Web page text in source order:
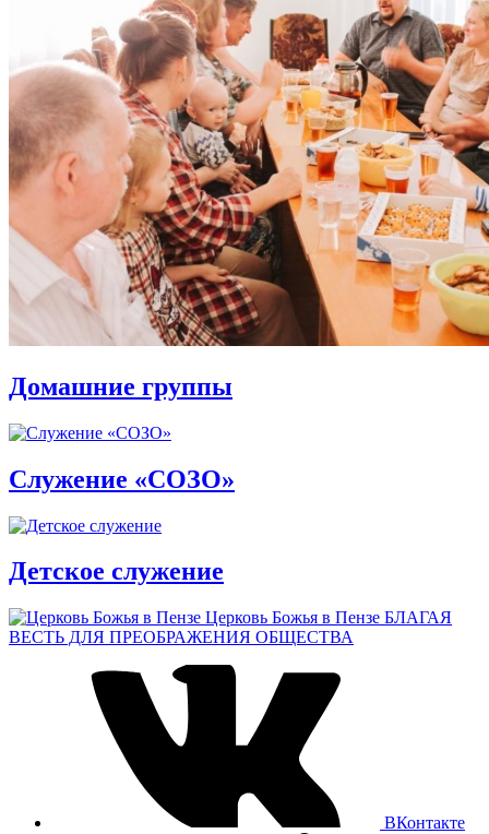
Домашние группы
Служение «СОЗО»
Детское служение
Церковь Божья в Пензе БЛАГАЯ
ВЕСТЬ ДЛЯ ПРЕОБРАЖЕНИЯ ОБЩЕСТВА
ВКонтакте